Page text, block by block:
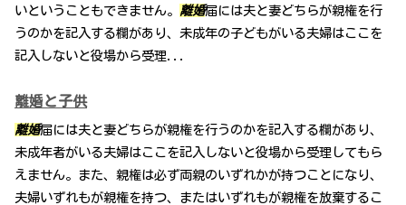
いということもできません。 離婚届には夫と妻どちらが親権を行
うのかを記入する欄があり、未成年の子どもがいる夫婦はここを
記入しないと役場から受理...
離婚と子供
離婚届には夫と妻どちらが親権を行うのかを記入する欄があり、
未成年者がいる夫婦はここを記入しないと役場から受理してもら
えません。また、親権は必ず両親のいずれかが持つことになり、
夫婦いずれもが親権を持つ、またはいずれもが親権を放棄するこ